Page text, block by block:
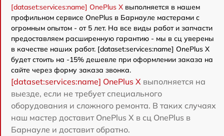
[dataset:services:name] OnePlus X выполняется в нашем
профильном сервисе OnePlus в Барнауле мастерами с
огромным опытом - от 5 лет. На все виды работ и запчасти
предоставляем расширенную гарантию - мы в сц уверены
в качестве наших работ. [dataset:services:name] OnePlus X
будет стоить на -15% дешевле при оформлении заказа на
сайте через форму заказа звонка.
[dataset:services:name] OnePlus X выполняется на
выезде, если не требует специального
оборудования и сложного ремонта. В таких случаях
наш мастер доставит OnePlus X в сц OnePlus в
Барнауле и доставит обратно.